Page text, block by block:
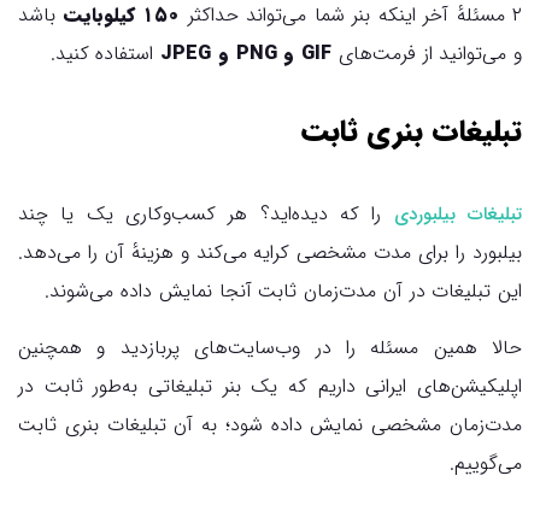
۲ مسئلهٔ آخر اینکه بنر شما می‌تواند حداکثر ۱۵۰ کیلوبایت
باشد
و می‌توانید از فرمت‌های
استفاده کنید.
تبلیغات بنری ثابت
تبلیغات بیلبوردی را که دیده‌اید؟ هر کسب‌وکاری یک یا چند
بیلبورد را برای مدت مشخصی کرایه می‌کند و هزینهٔ آن را می‌دهد.
این تبلیغات در آن مدت‌زمان ثابت آنجا نمایش داده می‌شوند.
حالا همین مسئله را در وب‌سایت‌های پربازدید و همچنین
اپلیکیشن‌های ایرانی داریم که یک بنر تبلیغاتی به‌طور ثابت در
مدت‌زمان مشخصی نمایش داده شود؛ به آن تبلیغات بنری ثابت
می‌گوییم.